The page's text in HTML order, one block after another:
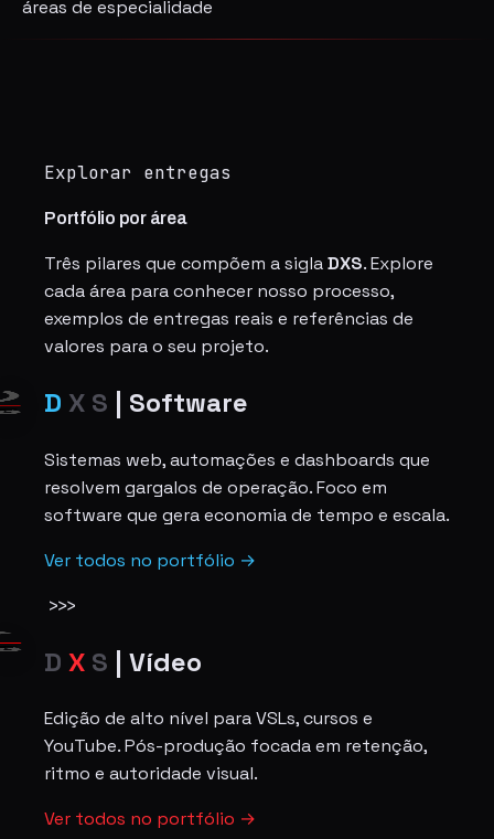
áreas de especialidade
Explorar entregas
Portfólio por área
Três pilares que compõem a siglaDXS. Explore
cada área para conhecer nosso processo,
exemplos de entregas reais e referências de
valores para o seu projeto.
D X S | Software
Sistemas web, automações e dashboards que
resolvem gargalos de operação. Foco em
software que gera economia de tempo e escala.
Ver todos no portfólio →
>>>
D X S | Vídeo
Edição de alto nível para VSLs, cursos e
YouTube. Pós-produção focada em retenção,
ritmo e autoridade visual.
Ver todos no portfólio →